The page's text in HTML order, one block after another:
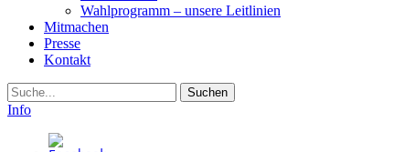
Wahlprogramm – unsere Leitlinien
Mitmachen
Presse
Kontakt
Suche
Info